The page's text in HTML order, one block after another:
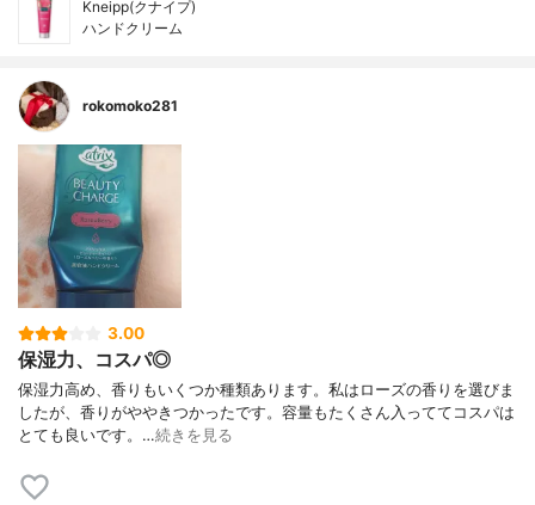
Kneipp(クナイプ)
ハンドクリーム
rokomoko281
3.00
保湿力、コスパ◎
保湿力高め、香りもいくつか種類あります。私はローズの香りを選びま
したが、香りがややきつかったです。容量もたくさん入っててコスパは
とても良いです。…続きを見る